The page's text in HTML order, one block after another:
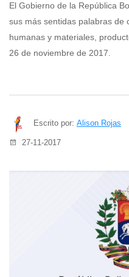
El Gobierno de la República
sus más sentidas palabras de
humanas y materiales,
26 de noviembre de 2017.
Escrito por: Alison Rojas
27-11-2017